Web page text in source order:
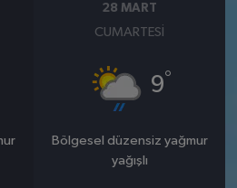
28 MART
CUMARTESI
9°
Bölgesel düzensiz yağmur
yağışlı